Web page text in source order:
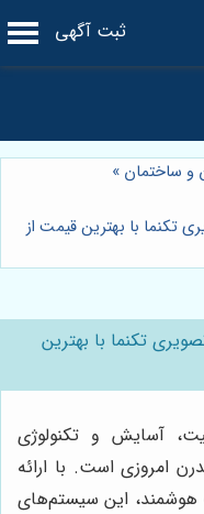
ثبت آگهی
و ساختمان »
تکنما با بهترین قیمت از
تکنما با بهترین
آسایش و تکنولوژی
امروزی است. با ارائه
هوشمند، این سیستم‌های